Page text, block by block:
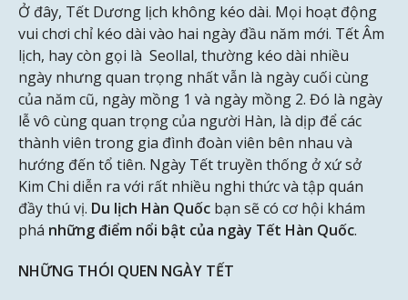
Ở đây, Tết Dương lịch không kéo dài. Mọi hoạt động
vui chơi chỉ kéo dài vào hai ngày đầu năm mới. Tết Âm
lịch, hay còn gọi là Seollal, thường kéo dài nhiều
ngày nhưng quan trọng nhất vẫn là ngày cuối cùng
của năm cũ, ngày mồng 1 và ngày mồng 2. Đó là ngày
lễ vô cùng quan trọng của người Hàn, là dịp để các
thành viên trong gia đình đoàn viên bên nhau và
hướng đến tổ tiên. Ngày Tết truyền thống ở xứ sở
Kim Chi diễn ra với rất nhiều nghi thức và tập quán
đầy thú vị. Du lịch Hàn Quốc bạn sẽ có cơ hội khám
phá những điểm nổi bật của ngày Tết Hàn Quốc.
NHỮNG THÓI QUEN NGÀY TẾT